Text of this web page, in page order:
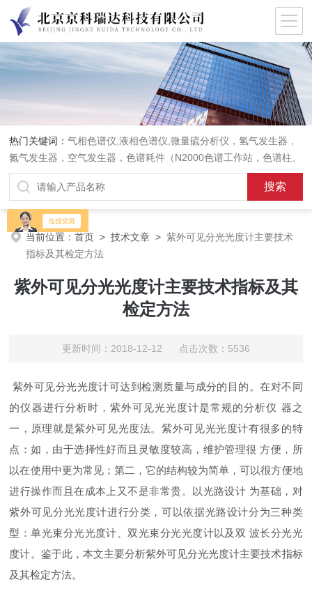
热门关键词：气相色谱仪,液相色谱仪,微量硫分析仪，氢气发生器，
氮气发生器，空气发生器，色谱耗件（N2000色谱工作站，色谱柱、
阀件、进样器、色谱担体），顶空进样器，热解析仪，紫外分光光度
计，原子吸收分光光度计，傅立叶红外光谱仪，分析天平等常规实验
室产品。
当前位置：首页 >技术文章 >紫外可见分光光度计主要技术
指标及其检定方法
紫外可见分光光度计主要技术指标及其
检定方法
更新时间：2018-12-12 点击次数：5536
紫外可见分光光度计可达到检测质量与成分的目的。在对不同
的仪器进行分析时，紫外可见光光度计是常规的分析仪 器之
一，原理就是紫外可见光度法。紫外可见光光度计有很多的特
点：如，由于选择性好而且灵敏度较高，维护管理很 方便，所
以在使用中更为常见；第二，它的结构较为简单，可以很方便地
进行操作而且在成本上又不是非常贵。以光路设计 为基础，对
紫外可见分光光度计进行分类，可以依据光路设计分为三种类
型：单光束分光光度计、双光束分光光度计以及双 波长分光光
度计。鉴于此，本文主要分析紫外可见分光光度计主要技术指标
及其检定方法。